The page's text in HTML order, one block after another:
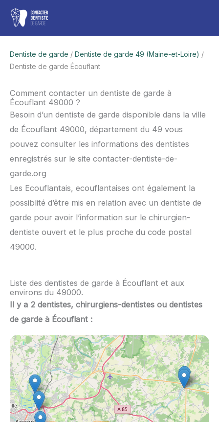
Aller
contenu
Dentiste de garde / Dentiste de garde 49 (Maine-et-Loire) /
Dentiste de garde Écouflant
Comment contacter un dentiste de garde à
Écouflant 49000 ?
Besoin d’un dentiste de garde disponible dans la ville
de Écouflant 49000, département du 49 vous
pouvez consulter les informations des dentistes
enregistrés sur le site contacter-dentiste-de-
garde.org
Les Ecouflantais, ecouflantaises ont également la
possiblité d’être mis en relation avec un dentiste de
garde pour avoir l’information sur le chirurgien-
dentiste ouvert et le plus proche du code postal
49000.
Liste des dentistes de garde à Écouflant et aux
environs du 49000.
Il y a 2 dentistes, chirurgiens-dentistes ou dentistes
de garde à Écouflant :